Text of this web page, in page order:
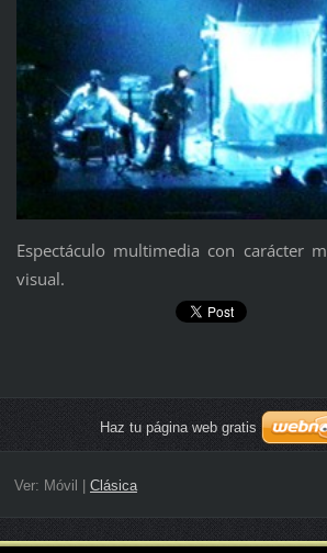
Espectáculo multimedia con carácter
visual.
Haz tu página web gratis
Ver: Móvil | Clásica